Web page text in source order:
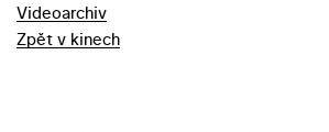
Videoarchiv
Zpět v kinech